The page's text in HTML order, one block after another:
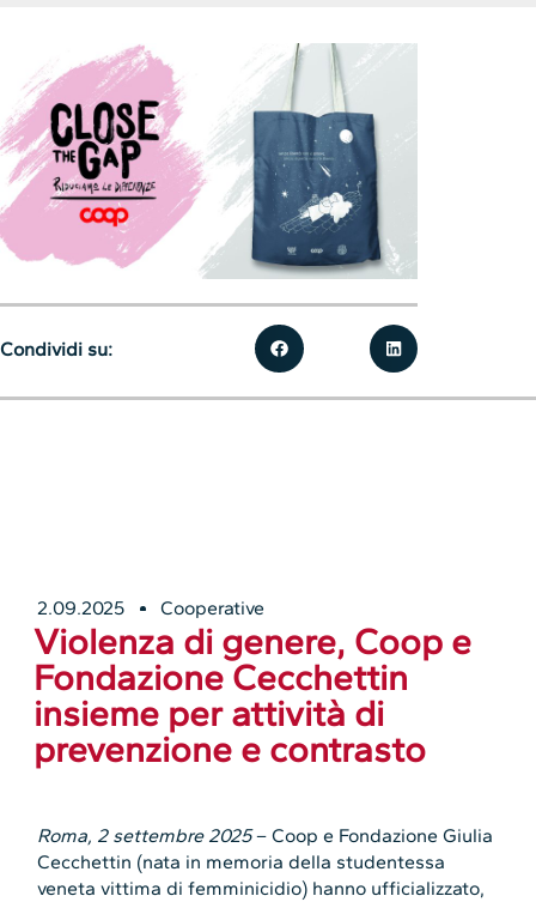
2.09.2025 Cooperative
Violenza di genere, Coop e
Fondazione Cecchettin
insieme per attività di
prevenzione e contrasto
Roma, 2 settembre 2025– Coop e Fondazione Giulia
Cecchettin (nata in memoria della studentessa
veneta vittima di femminicidio) hanno ufficializzato,
Condividi su: